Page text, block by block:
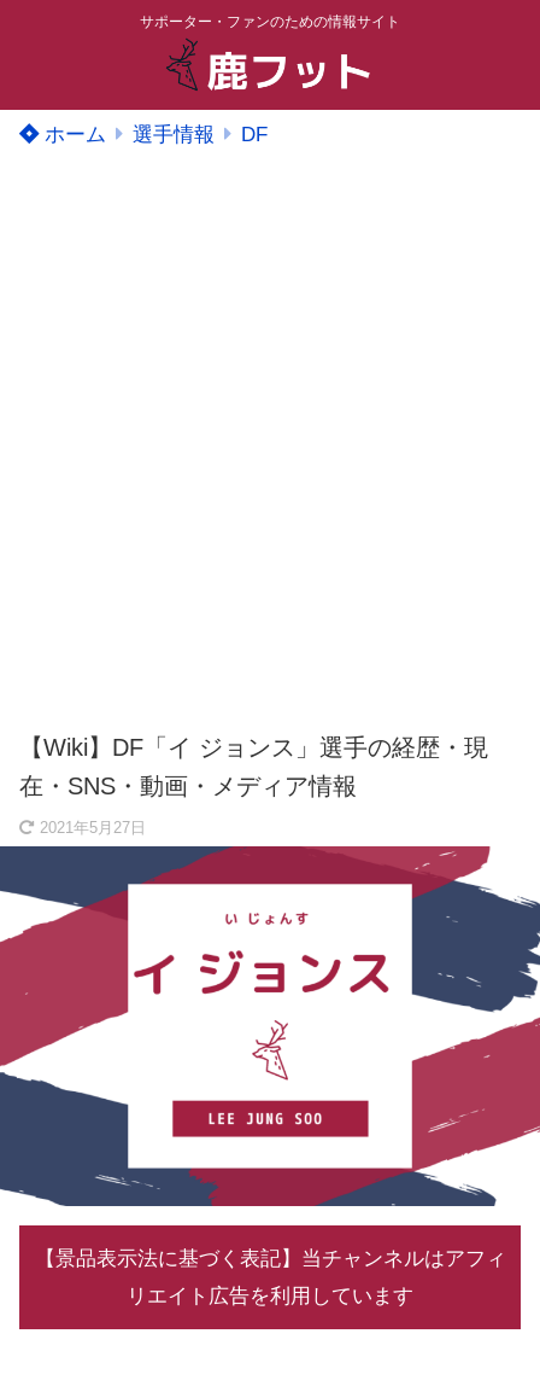
サポーター・ファンのための情報サイト
ホーム 選手情報 DF
【Wiki】DF「イ ジョンス」選手の経歴・現
在・SNS・動画・メディア情報
2021年5月27日
【景品表示法に基づく表記】当チャンネルはアフィ
リエイト広告を利用しています